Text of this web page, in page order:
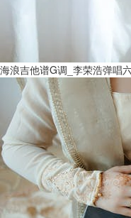
海浪吉他谱G调_李荣浩弹唱